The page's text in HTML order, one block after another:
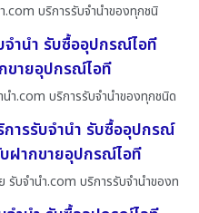
.com บริการรับจำนำของทุกชนิ
ำนำ รับซื้ออุปกรณ์ไอที
ขายอุปกรณ์ไอที
า.com บริการรับจำนำของทุกชนิด
ารรับจำนำ รับซื้ออุปกรณ์
ฝากขายอุปกรณ์ไอที
บจํานํา.com บริการรับจำนำของท